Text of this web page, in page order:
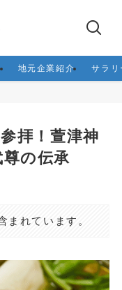
地元企業紹介 サラリ
拝！萱津神
の伝承
まれています。